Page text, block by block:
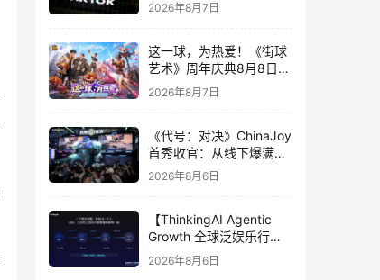
2026年8月7日
这一球，为热爱！《街球
艺术》周年庆典8月8日正
式上线，多重福利与全新
内容同步开启
2026年8月7日
《代号：对决》ChinaJoy
首秀收官：从线下爆满看
见玩家的真实期待
2026年8月6日
【ThinkingAI Agentic
Growth 全球泛娱乐行业
峰会】Agent 时代，人到
底负责什么
2026年8月6日